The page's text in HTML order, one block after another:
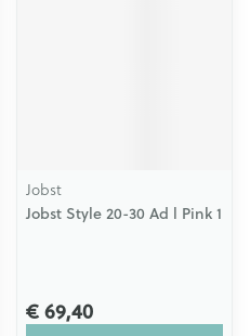
Jobst
Jobst Style 20-30 Ad l Pink 1
€ 69,40